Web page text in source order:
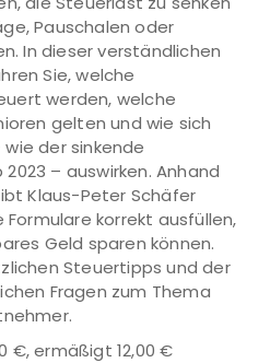
Pauschalen oder
In dieser verständlichen
Sie, welche
werden, welche
gelten und wie sich
der sinkende
– auswirken. Anhand
Klaus-Peter Schäfer
Formulare korrekt ausfüllen,
Geld sparen können.
Steuertipps und der
Fragen zum Thema
€, ermäßigt 12,00 €